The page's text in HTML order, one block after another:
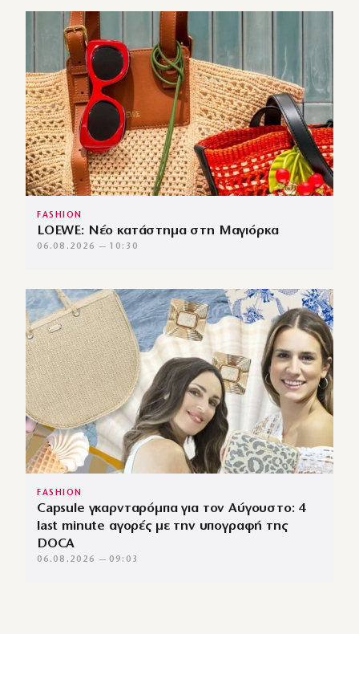
FASHION
LOEWE: Νέο κατάστημα στη Μαγιόρκα
06.08.2026 — 10:30
FASHION
Capsule γκαρνταρόμπα για τον Αύγουστο: 4
last minute αγορές με την υπογραφή της
DOCA
06.08.2026 — 09:03